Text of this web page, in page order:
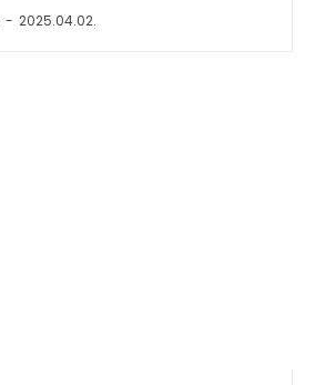
- 2025.04.02.